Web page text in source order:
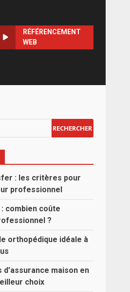
RÉFÉRENCEMENT
WEB
: les critères pour
professionnel
combien coûte
?
orthopédique idéale à
maison en
choix